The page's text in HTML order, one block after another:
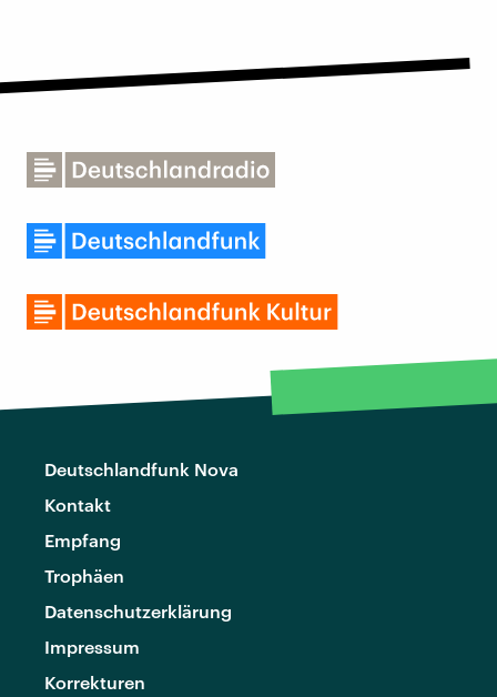
Deutschlandfunk Nova
Kontakt
Empfang
Trophäen
Datenschutzerklärung
Impressum
Korrekturen